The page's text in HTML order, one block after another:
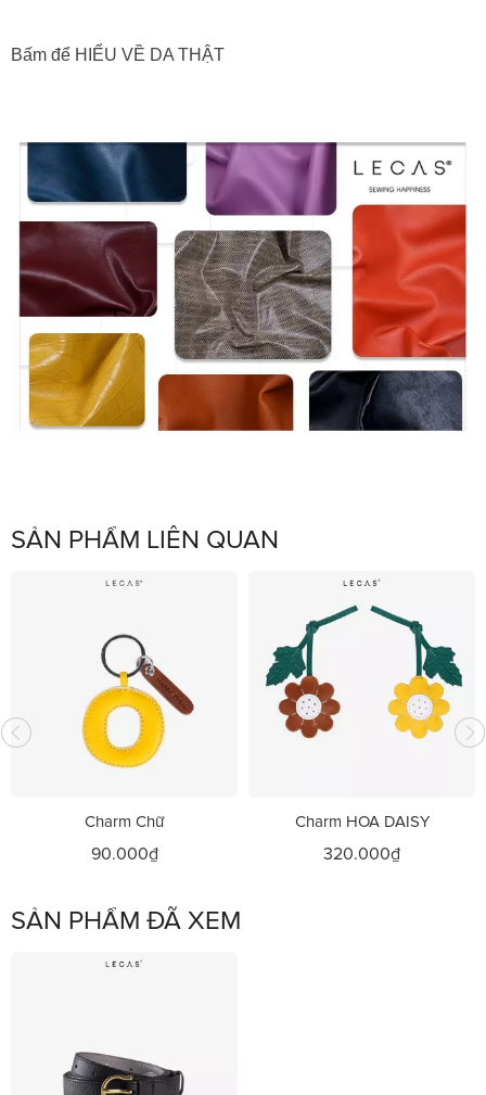
Bấm để HIỂU VỀ DA THẬT
SẢN PHẨM LIÊN QUAN
Charm Chữ
90.000₫
Charm HOA DAISY
320.000₫
SẢN PHẨM ĐÃ XEM